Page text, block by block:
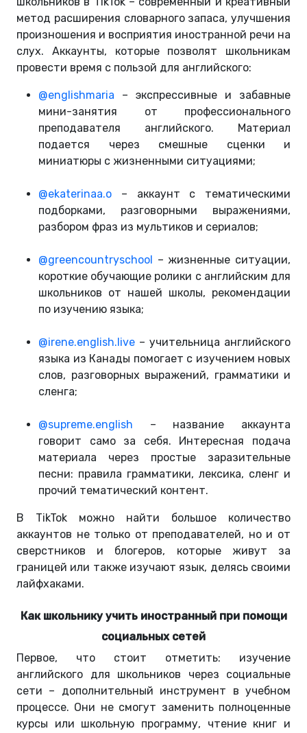
метод расширения словарного запаса, улучшения
произношения и восприятия иностранной речи на
слух. Аккаунты, которые позволят школьникам
провести время с пользой для английского:
@englishmaria – экспрессивные и забавные
мини-занятия от профессионального
преподавателя английского. Материал
подается через смешные сценки и
миниатюры с жизненными ситуациями;
@ekaterinaa.o – аккаунт с тематическими
подборками, разговорными выражениями,
разбором фраз из мультиков и сериалов;
@greencountryschool
– жизненные ситуации,
короткие обучающие ролики с английским для
школьников от нашей школы, рекомендации
по изучению языка;
@irene.english.live – учительница английского
языка из Канады помогает с изучением новых
слов, разговорных выражений, грамматики и
сленга;
@supreme.english – название аккаунта
говорит само за себя. Интересная подача
материала через простые заразительные
песни: правила грамматики, лексика, сленг и
прочий тематический контент.
В TikTok можно найти большое количество
аккаунтов не только от преподавателей, но и от
сверстников и блогеров, которые живут за
границей или также изучают язык, делясь своими
лайфхаками.
Как школьнику учить иностранный при помощи
социальных сетей
Первое, что стоит отметить: изучение
английского для школьников через социальные
сети – дополнительный инструмент в учебном
процессе. Они не смогут заменить полноценные
курсы или школьную программу, чтение книг и